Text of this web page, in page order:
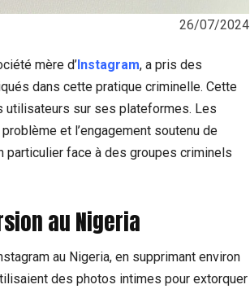
26/07/2024
mère d’Instagram, a pris des
dans cette pratique criminelle. Cette
utilisateurs sur ses plateformes. Les
et l’engagement soutenu de
particulier face à des groupes criminels
au Nigeria
au Nigeria, en supprimant environ
des photos intimes pour extorquer